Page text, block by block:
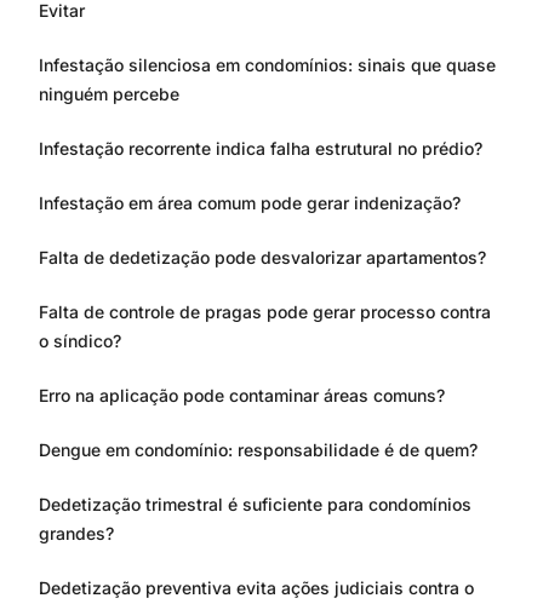
Evitar
Infestação silenciosa em condomínios: sinais que quase
ninguém percebe
Infestação recorrente indica falha estrutural no prédio?
Infestação em área comum pode gerar indenização?
Falta de dedetização pode desvalorizar apartamentos?
Falta de controle de pragas pode gerar processo contra
o síndico?
Erro na aplicação pode contaminar áreas comuns?
Dengue em condomínio: responsabilidade é de quem?
Dedetização trimestral é suficiente para condomínios
grandes?
Dedetização preventiva evita ações judiciais contra o